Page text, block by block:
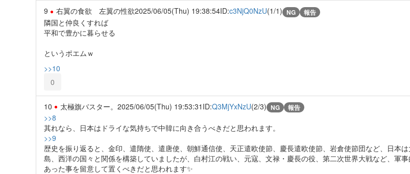
9 右翼の食欲 左翼の性欲2025/06/05(Thu) 19:38:54ID:c3NjQ0NzU(1/1) NG 報告
隣国と仲良くすれば
平和で豊かに暮らせる
というポエムｗ
>>10
0
10 太極旗バスター。 2025/06/05(Thu) 19:53:31 ID:Q3MjYxNzU(2/3) NG 報告
>>8
其れなら、日本はドライな気持ちで中韓に向き合うべきだと思われます。
>>9
歴史を振り返ると、金印、遣隋使、遣唐使、朝鮮通信使、天正遣欧使節、慶長遣欧使節、岩倉使節団など、日本
島、西洋の国々と関係を構築していましたが、白村江の戦い、元寇、文禄・慶長の役、第二次世界大戦など、軍事
あった事を留意して置くべきだと思われます✨️